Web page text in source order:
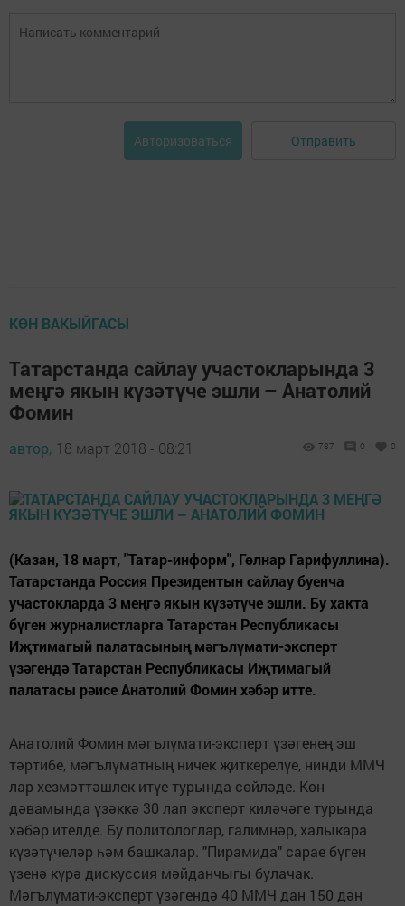
Авторизоваться Отправить
КӨН ВАКЫЙГАСЫ
Татарстанда сайлау участокларында 3
меңгә якын күзәтүче эшли – Анатолий
Фомин
автор, 18 март 2018 - 08:21 787 0 0
(Казан, 18 март, "Татар-информ", Гөлнар Гарифуллина).
Татарстанда Россия Президентын сайлау буенча
участокларда 3 меңгә якын күзәтүче эшли. Бу хакта
бүген журналистларга Татарстан Республикасы
Иҗтимагый палатасының мәгълүмати-эксперт
үзәгендә Татарстан Республикасы Иҗтимагый
палатасы рәисе Анатолий Фомин хәбәр итте.
Анатолий Фомин мәгълүмати-эксперт үзәгенең эш
тәртибе, мәгълүматның ничек җиткерелүе, нинди ММЧ
лар хезмәттәшлек итүе турында сөйләде. Көн
дәвамында үзәккә 30 лап эксперт киләчәге турында
хәбәр ителде. Бу политологлар, галимнәр, халыкара
күзәтүчеләр һәм башкалар. "Пирамида" сарае бүген
үзенә күрә дискуссия мәйданчыгы булачак.
Мәгълүмати-эксперт үзәгендә 40 ММЧ дан 150 дән